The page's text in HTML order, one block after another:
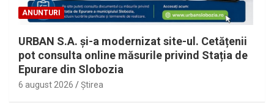
ANUNTURI
URBAN S.A. și-a modernizat site-ul. Cetățenii
pot consulta online măsurile privind Stația de
Epurare din Slobozia
6 august 2026 Ştirea